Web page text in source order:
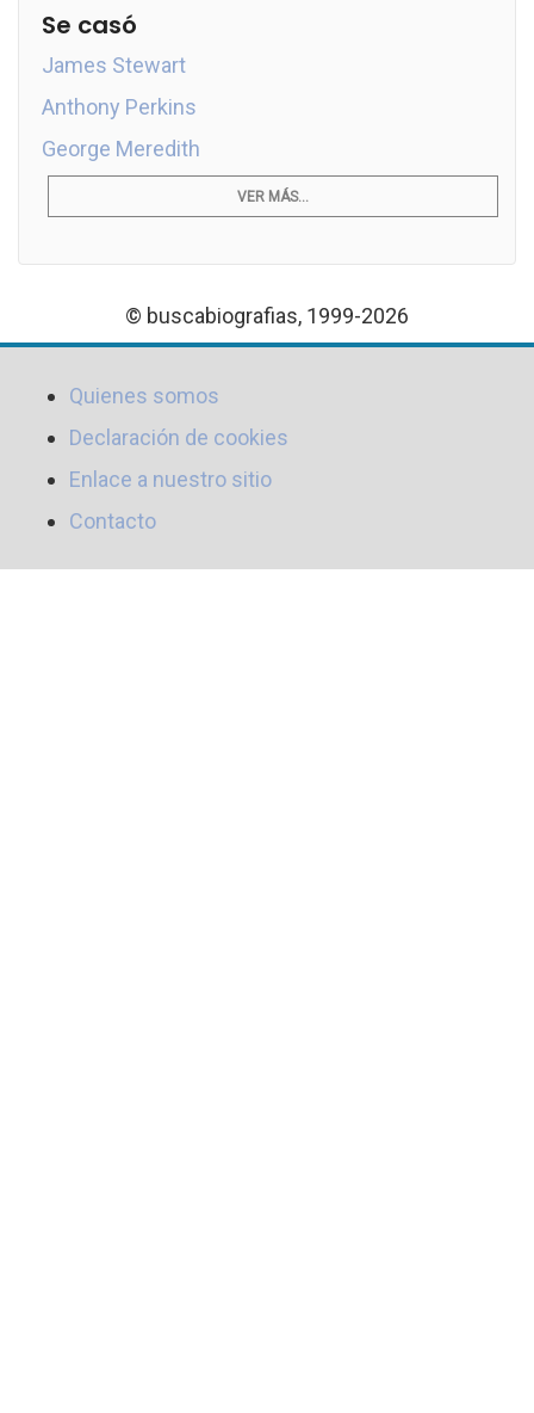
Se casó
James Stewart
Anthony Perkins
George Meredith
VER MÁS...
© buscabiografias, 1999-2026
Quienes somos
Declaración de cookies
Enlace a nuestro sitio
Contacto